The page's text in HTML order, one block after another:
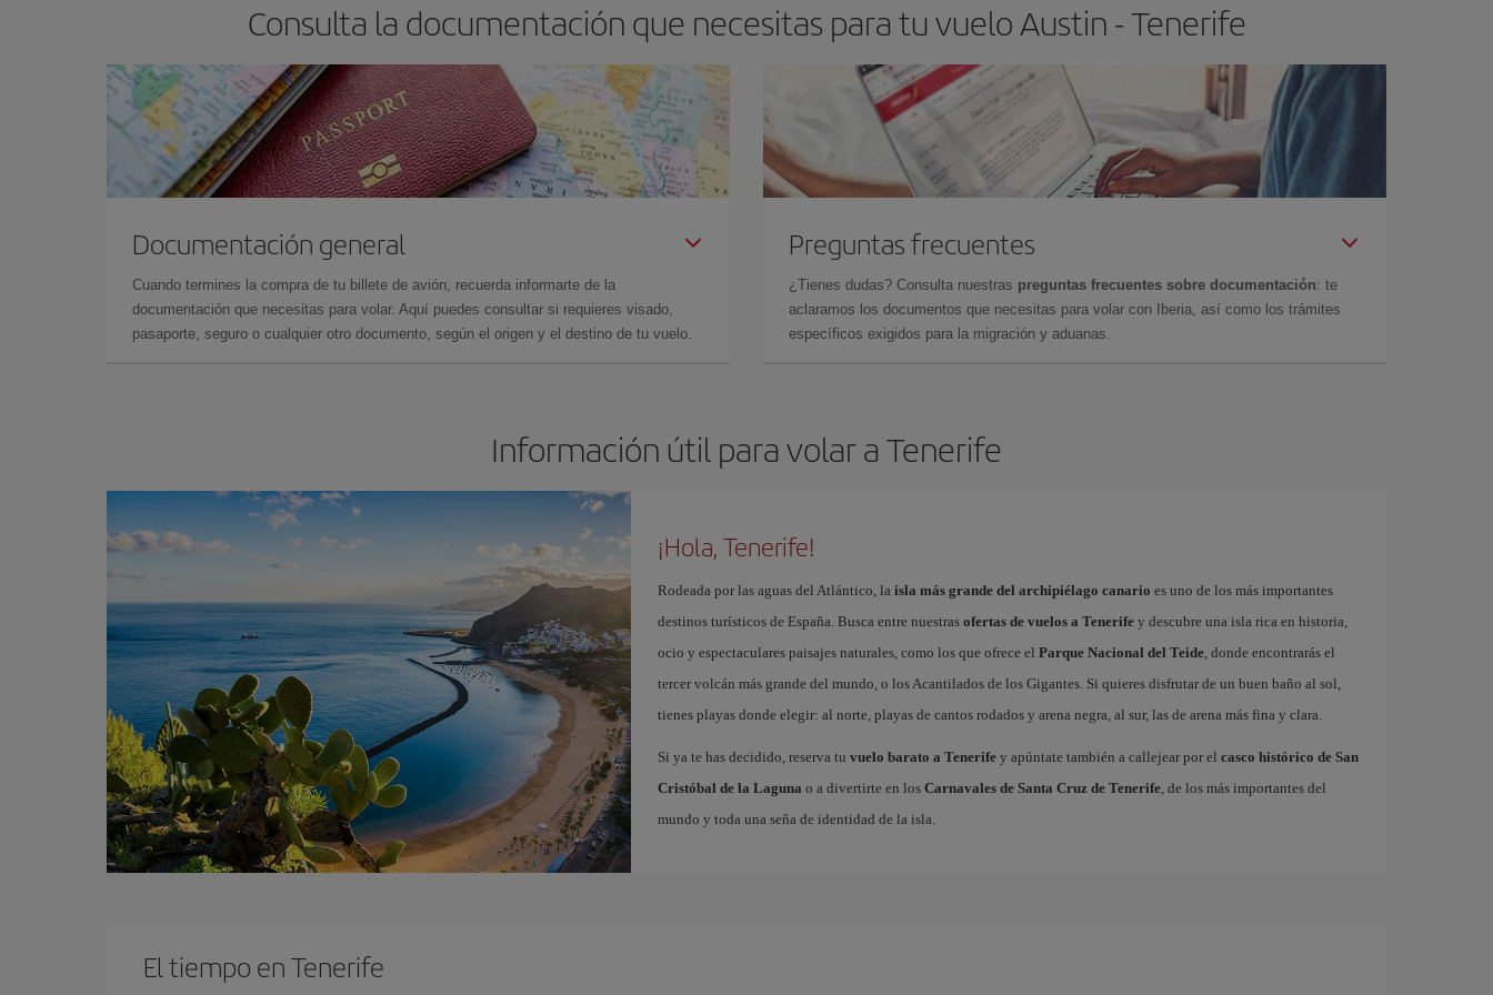
Consulta la documentación que necesitas para tu vuelo Austin - Tenerife
Documentación general
Cuando termines la compra de tu billete de avión, recuerda informarte de la
documentación que necesitas para volar. Aquí puedes consultar si requieres visado,
pasaporte, seguro o cualquier otro documento, según el origen y el destino de tu vuelo.
Preguntas frecuentes
¿Tienes dudas? Consulta nuestras preguntas frecuentes sobre documentación: te
aclaramos los documentos que necesitas para volar con Iberia, así como los trámites
específicos exigidos para la migración y aduanas.
Información útil para volar a Tenerife
¡Hola, Tenerife!
Rodeada por las aguas del Atlántico, la isla más grande del archipiélago canario es uno de los más importantes
destinos turísticos de España. Busca entre nuestras ofertas de vuelos a Tenerifey descubre una isla rica en historia,
ocio y espectaculares paisajes naturales, como los que ofrece el Parque Nacional del Teide, donde encontrarás el
tercer volcán más grande del mundo, o los Acantilados de los Gigantes. Si quieres disfrutar de un buen baño al sol,
tienes playas donde elegir: al norte, playas de cantos rodados y arena negra, al sur, las de arena más fina y clara.
Si ya te has decidido, reserva tu vuelo barato a Tenerifey apúntate también a callejear por el casco histórico de San
Cristóbal de la Laguna o a divertirte en los Carnavales de Santa Cruz de Tenerife, de los más importantes del
mundo y toda una seña de identidad de la isla.
El tiempo en Tenerife